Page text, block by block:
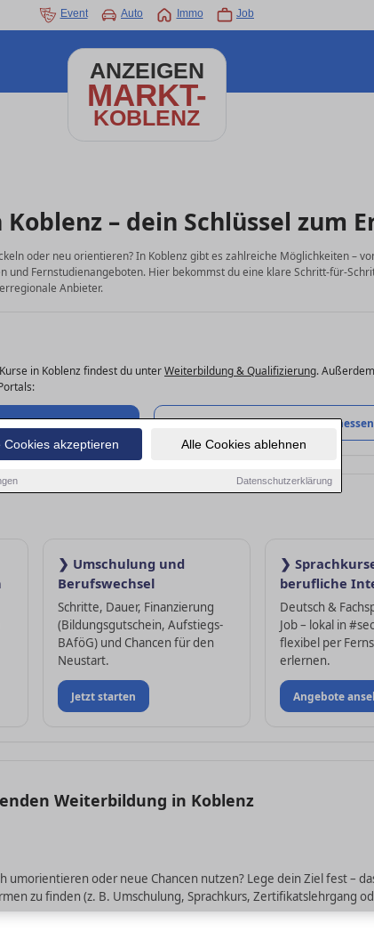
Cookies akzeptieren Alle Cookies ablehnen
Datenschutzerklärung
Event Auto Immo Job
ANZEIGEN
MARKT-
KOBLENZ
– dein Schlüssel zum
oder neu orientieren? In Koblenz gibt es zahlreiche Möglichkeiten –
und Fernstudienangeboten. Hier bekommst du eine klare Schritt-für-
Anbieter.
in Koblenz findest du unterWeiterbildung & Qualifizierung.
entdecken Job- & Bildungs­messen
❯ Umschulung und
Berufswechsel
Schritte, Dauer, Finanzierung
(Bildungsgutschein, Aufstiegs-
BAföG) und Chancen für den
Neustart.
Jetzt starten
❯
berufliche
Deutsch &
Job – lokal in
flexibel per
erlernen.
Angebote
Weiterbildung in Koblenz
umorientieren oder neue Chancen nutzen? Lege dein Ziel fest –
zu finden (z. B. Umschulung, Sprachkurs, Zertifikatslehrgang